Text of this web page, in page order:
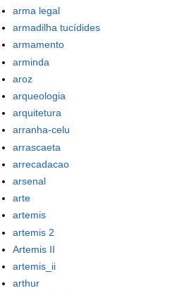
arma legal
armadilha tucídides
armamento
arminda
aroz
arqueologia
arquitetura
arranha-celu
arrascaeta
arrecadacao
arsenal
arte
artemis
artemis 2
Artemis II
artemis_ii
arthur